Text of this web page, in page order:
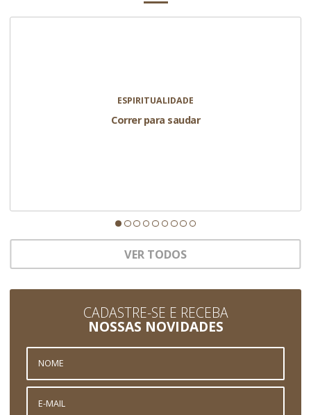
VER TODOS
ESPIRITUALIDADE
Correr para saudar
CADASTRE-SE E RECEBA
NOSSAS NOVIDADES